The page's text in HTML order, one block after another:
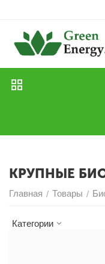
КРУПНЫЕ
Главная / Товары /
Категории